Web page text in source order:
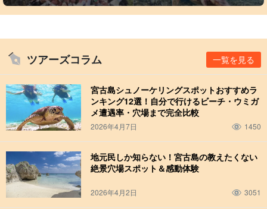
ツアー中はガイドが専用の防水カメラで皆様のお写真を撮影し、
ツアーズコラム 一覧を見る
宮古島シュノーケリングスポットおすすめラ
ンキング12選！自分で行けるビーチ・ウミガ
メ遭遇率・穴場まで完全比較
2026年4月7日 1450
地元民しか知らない！宮古島の教えたくない
絶景穴場スポット＆感動体験
2026年4月2日 3051